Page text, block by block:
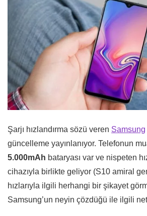
Şarjı hızlandırma sözü veren Samsung
güncelleme yayınlanıyor. Telefonun
5.000mAh bataryası var ve nispeten
cihazıyla birlikte geliyor (S10 amiral
hızlarıyla ilgili herhangi bir şikayet
Samsung’un neyin çözdüğü ile ilgili